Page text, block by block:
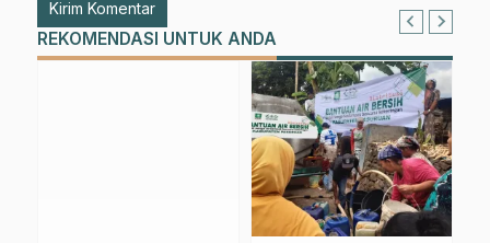
REKOMENDASI UNTUK ANDA